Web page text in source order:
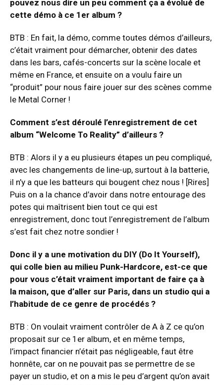
pouvez nous dire un peu comment ça a évolué de
cette démo à ce 1er album ?
BTB : En fait, la démo, comme toutes démos d’ailleurs,
c’était vraiment pour démarcher, obtenir des dates
dans les bars, cafés-concerts sur la scène locale et
même en France, et ensuite on a voulu faire un
“produit” pour nous faire jouer sur des scènes comme
le Metal Corner !
Comment s’est déroulé l’enregistrement de cet
album “Welcome To Reality” d’ailleurs ?
BTB : Alors il y a eu plusieurs étapes un peu compliqué,
avec les changements de line-up, surtout à la batterie,
il n’y a que les batteurs qui bougent chez nous ! [Rires]
Puis on a la chance d’avoir dans notre entourage des
potes qui maîtrisent bien tout ce qui est
enregistrement, donc tout l’enregistrement de l’album
s’est fait chez notre sondier !
Donc il y a une motivation du DIY (Do It Yourself),
qui colle bien au milieu Punk-Hardcore, est-ce que
pour vous c’était vraiment important de faire ça à
la maison, que d’aller sur Paris, dans un studio qui a
l’habitude de ce genre de procédés ?
BTB : On voulait vraiment contrôler de A à Z ce qu’on
proposait sur ce 1er album, et en même temps,
l’impact financier n’était pas négligeable, faut être
honnête, car on ne pouvait pas se permettre de se
payer un studio, et on a mis le peu d’argent qu’on avait